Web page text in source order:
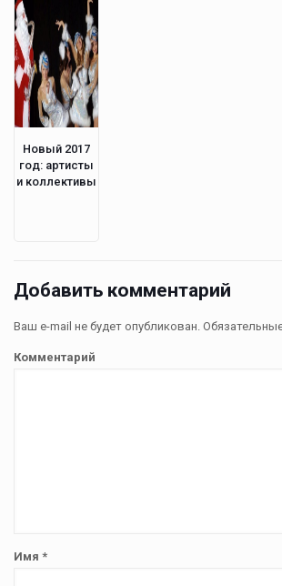
Новый 2017
год: артисты
и коллективы
Добавить комментарий
Ваш e-mail не будет опубликован.
Комментарий
Имя *